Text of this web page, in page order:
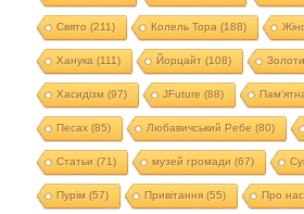
Свято (211) Колель Тора (188)
Ханука (111) Йорцайт (108)
Хасидізм (97) JFuture (88)
Песах(85) Любавичський Ребе (80)
Статьи (71) музей громади (67)
Пурім (57) Привітання(55) Про нас